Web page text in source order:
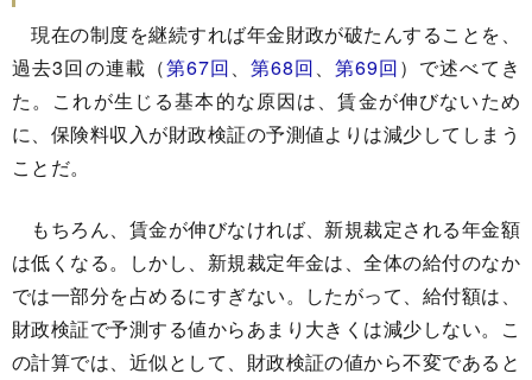
現在の制度を継続すれば年金財政が破たんすることを、
過去3回の連載（第67回、第68回、第69回）で述べてき
た。これが生じる基本的な原因は、賃金が伸びないため
に、保険料収入が財政検証の予測値よりは減少してしまう
ことだ。
もちろん、賃金が伸びなければ、新規裁定される年金額
は低くなる。しかし、新規裁定年金は、全体の給付のなか
では一部分を占めるにすぎない。したがって、給付額は、
財政検証で予測する値からあまり大きくは減少しない。こ
の計算では、近似として、財政検証の値から不変であると